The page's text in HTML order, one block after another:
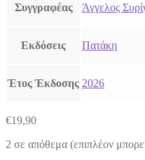
Συγγραφέας Άγγελος
Εκδόσεις Πατάκη
Έτος Έκδοσης 2026
€19,90
2 σε απόθεμα (επιπλέον